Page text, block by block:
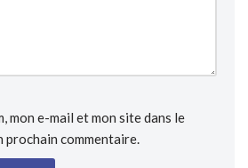
mon e-mail et mon site dans le
prochain commentaire.